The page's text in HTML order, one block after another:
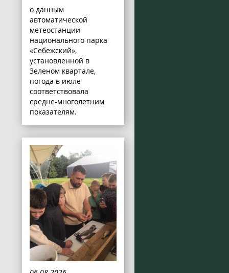
о данным
автоматической
метеостанции
национального парка
«Себежский»,
установленной в
Зеленом квартале,
погода в июле
соответствовала
средне-многолетним
показателям.